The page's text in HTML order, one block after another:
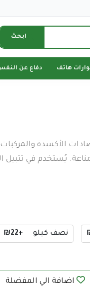
ابحث
هاتف دفاع عن
الأكسدة والمركبات
يُستخدم في تتبيل
نصف كيلو +₪22
اضافة الي المفضلة